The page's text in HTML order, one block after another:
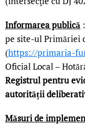
Informarea publică
pe site-ul Primăriei
(https://primaria-
Oficial Local –
Registrul pentru
autorității
Măsuri de